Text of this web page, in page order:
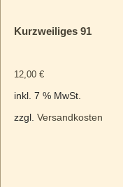
Kurzweiliges 91
12,00 €
inkl. 7 % MwSt.
zzgl. Versandkosten